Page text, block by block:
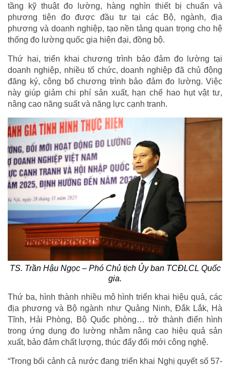
tầng kỹ thuật đo lường, hàng nghìn thiết bị chuẩn và
phương tiện đo được đầu tư tại các Bộ, ngành, địa
phương và doanh nghiệp, tạo nền tảng quan trọng cho hệ
thống đo lường quốc gia hiện đại, đồng bộ.
Thứ hai, triển khai chương trình bảo đảm đo lường tại
doanh nghiệp, nhiều tổ chức, doanh nghiệp đã chủ động
đăng ký, công bố chương trình bảo đảm đo lường. Việc
này giúp giảm chi phí sản xuất, hạn chế hao hụt vật tư,
nâng cao năng suất và năng lực cạnh tranh.
TS. Trần Hậu Ngọc – Phó Chủ tịch Ủy ban TCĐLCL Quốc
gia.
Thứ ba, hình thành nhiều mô hình triển khai hiệu quả, các
địa phương và Bộ ngành như Quảng Ninh, Đắk Lắk, Hà
Tĩnh, Hải Phòng, Bộ Quốc phòng… trở thành điển hình
trong ứng dụng đo lường nhằm nâng cao hiệu quả sản
xuất, bảo đảm chất lượng, thúc đẩy đổi mới công nghệ.
“Trong bối cảnh cả nước đang triển khai Nghị quyết số 57-